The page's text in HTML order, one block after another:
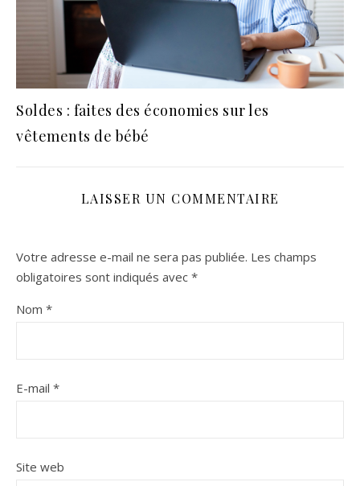
Soldes : faites des économies sur les
vêtements de bébé
LAISSER UN COMMENTAIRE
Votre adresse e-mail ne sera pas publiée. Les champs
obligatoires sont indiqués avec *
Nom *
E-mail *
Site web